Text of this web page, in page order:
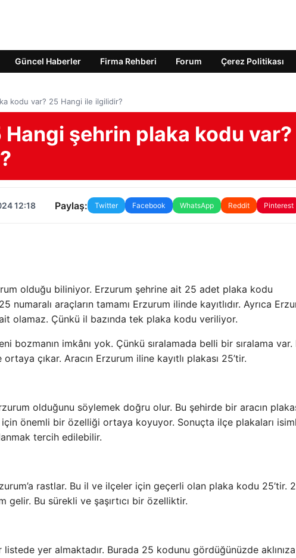
Güncel Haberler Firma Rehberi Forum Çerez Politikası
kodu var? 25 Hangi ile ilgilidir?
şehrin plaka kodu var?
12:18 Paylaş: Twitter Facebook WhatsApp Reddit Pinterest
olduğu biliniyor. Erzurum şehrine ait 25 adet plaka kodu
araçların tamamı Erzurum ilinde kayıtlıdır. Ayrıca
olamaz. Çünkü il bazında tek plaka kodu veriliyor.
bozmanın imkânı yok. Çünkü sıralamada belli bir sıralama var.
çıkar. Aracın Erzurum iline kayıtlı plakası 25’tir.
olduğunu söylemek doğru olur. Bu şehirde bir aracın
önemli bir özelliği ortaya koyuyor. Sonuçta ilçe plakaları
tercih edilebilir.
rastlar. Bu il ve ilçeler için geçerli olan plaka kodu 25’tir.
gelir. Bu sürekli ve şaşırtıcı bir özelliktir.
yer almaktadır. Burada 25 kodunu gördüğünüzde aklınıza